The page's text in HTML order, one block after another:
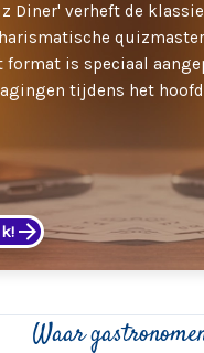
Diner' verheft de
is speciaal
tijdens het
Waar